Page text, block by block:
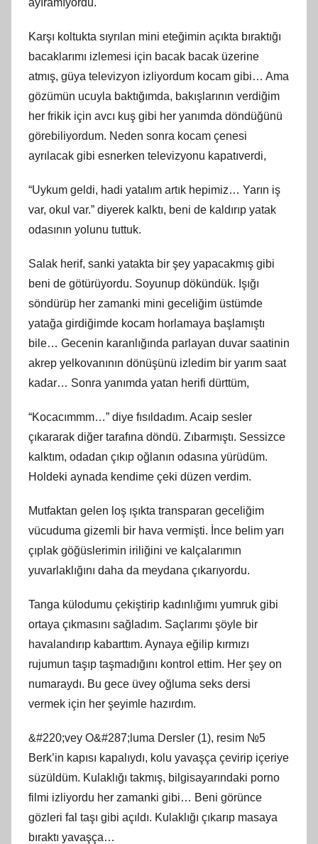
Karşı koltukta sıyrılan mini eteğimin açıkta bıraktığı
bacaklarımı izlemesi için bacak bacak üzerine
atmış, güya televizyon izliyordum kocam gibi… Ama
gözümün ucuyla baktığımda, bakışlarının verdiğim
her frikik için avcı kuş gibi her yanımda döndüğünü
görebiliyordum. Neden sonra kocam çenesi
ayrılacak gibi esnerken televizyonu kapatıverdi,
“Uykum geldi, hadi yatalım artık hepimiz… Yarın iş
var, okul var.” diyerek kalktı, beni de kaldırıp yatak
odasının yolunu tuttuk.
Salak herif, sanki yatakta bir şey yapacakmış gibi
beni de götürüyordu. Soyunup dökündük. Işığı
söndürüp her zamanki mini geceliğim üstümde
yatağa girdiğimde kocam horlamaya başlamıştı
bile… Gecenin karanlığında parlayan duvar saatinin
akrep yelkovanının dönüşünü izledim bir yarım saat
kadar… Sonra yanımda yatan herifi dürttüm,
“Kocacımmm…” diye fısıldadım. Acaip sesler
çıkararak diğer tarafına döndü. Zıbarmıştı. Sessizce
kalktım, odadan çıkıp oğlanın odasına yürüdüm.
Holdeki aynada kendime çeki düzen verdim.
Mutfaktan gelen loş ışıkta transparan geceliğim
vücuduma gizemli bir hava vermişti. İnce belim yarı
çıplak göğüslerimin iriliğini ve kalçalarımın
yuvarlaklığını daha da meydana çıkarıyordu.
Tanga külodumu çekiştirip kadınlığımı yumruk gibi
ortaya çıkmasını sağladım. Saçlarımı şöyle bir
havalandırıp kabarttım. Aynaya eğilip kırmızı
rujumun taşıp taşmadığını kontrol ettim. Her şey on
numaraydı. Bu gece üvey oğluma seks dersi
vermek için her şeyimle hazırdım.
&#220;vey O&#287;luma Dersler (1), resim №5
Berk’in kapısı kapalıydı, kolu yavaşça çevirip içeriye
süzüldüm. Kulaklığı takmış, bilgisayarındaki porno
filmi izliyordu her zamanki gibi… Beni görünce
gözleri fal taşı gibi açıldı. Kulaklığı çıkarıp masaya
bıraktı yavaşça…